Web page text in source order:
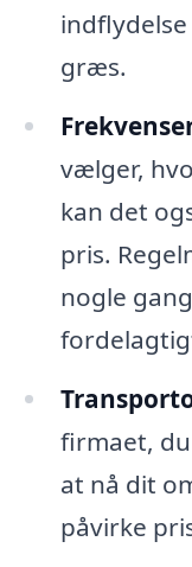
græs.
vælger,
kan det
pris.
nogle
firmaet,
at nå dit
påvirke